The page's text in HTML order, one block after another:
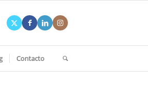
Contacto